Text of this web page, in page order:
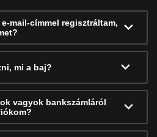
mail-címmel regisztráltam,
mi a baj?
vagyok bankszámláról